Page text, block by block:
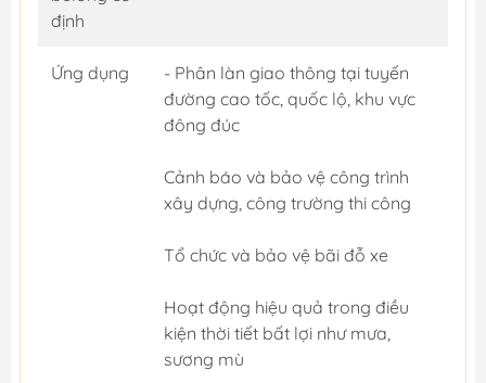
định
Ứng dụng
- Phân làn giao thông tại tuyến
đường cao tốc, quốc lộ, khu vực
đông đúc
Cảnh báo và bảo vệ công trình
xây dựng, công trường thi công
Tổ chức và bảo vệ bãi đỗ xe
Hoạt động hiệu quả trong điều
kiện thời tiết bất lợi như mưa,
sương mù